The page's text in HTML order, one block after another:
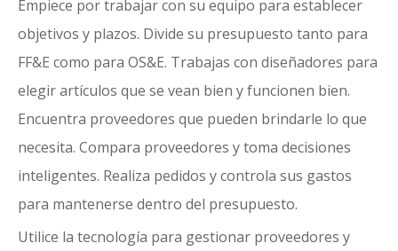
Empiece por trabajar con su equipo para establecer
objetivos y plazos. Divide su presupuesto tanto para
FF&E como para OS&E. Trabajas con diseñadores para
elegir artículos que se vean bien y funcionen bien.
Encuentra proveedores que pueden brindarle lo que
necesita. Compara proveedores y toma decisiones
inteligentes. Realiza pedidos y controla sus gastos
para mantenerse dentro del presupuesto.
Utilice la tecnología para gestionar proveedores y